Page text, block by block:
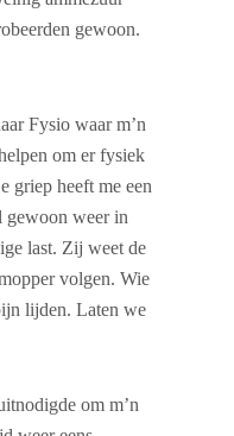
gewoon.
Fysio waar m’n
om er fysiek
griep heeft me een
gewoon weer in
last. Zij weet de
volgen. Wie
lijden. Laten we
om m’n